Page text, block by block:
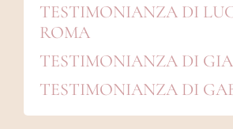
TESTIMONIANZA DI
ROMA
TESTIMONIANZA DI
TESTIMONIANZA DI